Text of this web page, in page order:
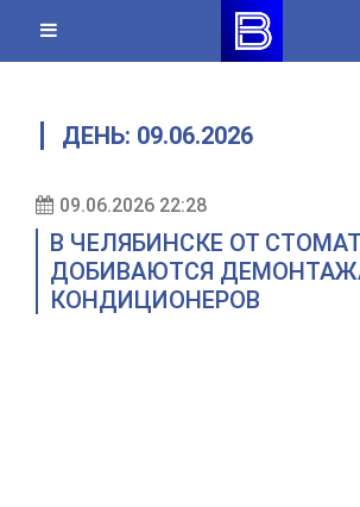
content
ДЕНЬ: 09.06.2026
09.06.2026 22:28
В ЧЕЛЯБИНСКЕ ОТ
ДОБИВАЮТСЯ
КОНДИЦИОНЕРОВ